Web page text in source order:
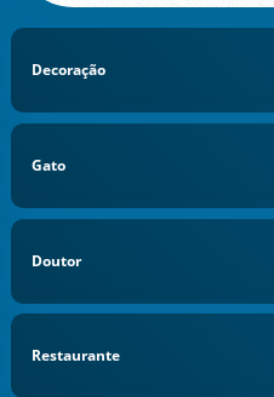
Decoração
Gato
Doutor
Restaurante